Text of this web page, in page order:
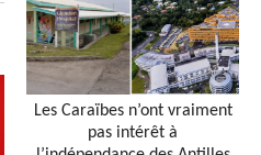
Les Caraïbes n’ont vraiment
pas intérêt à